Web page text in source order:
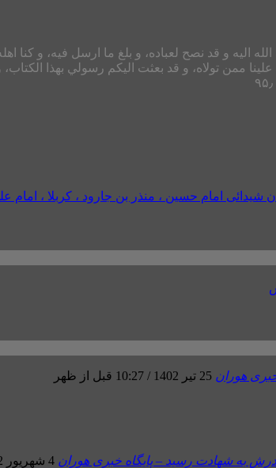
اليه و قد نصح لعباده، و بلغ ما ارسل فيه، و كنا
ممن تولاه، و قد بعثت اليكم رسولي بهذا
امام حسین ، منذر بن جارود ، کربلا ، امام
هوران 25 تیر 1402 / 10:27 قبل از ظهر
به شهادت رسید – پایگاه خبری هوران 4 شهریور 1402 / 4:11 بعد از ظهر